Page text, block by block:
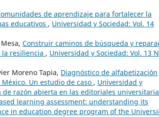
de aprendizaje para fortalecer la
educativos , Universidad y Sociedad: Vol. 14
Construir caminos de búsqueda y
resiliencia , Universidad y Sociedad: Vol. 13
Moreno Tapia, Diagnóstico de alfabetización
Un estudio de caso , Universidad y
de razón abierta en las editoriales
learning assessment: understanding its
in education degree program of the